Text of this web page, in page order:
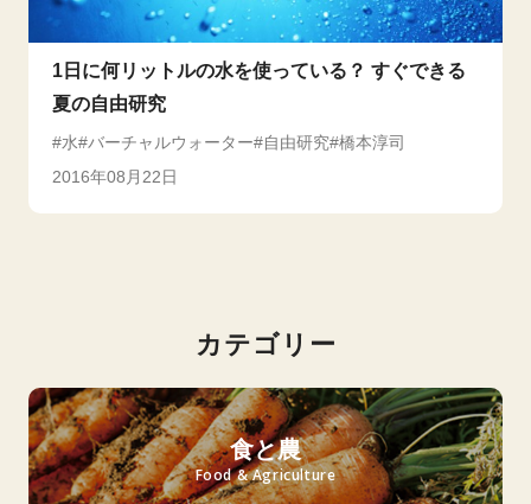
1日に何リットルの水を使っている？ すぐできる
夏の自由研究
水 バーチャルウォーター 自由研究 橋本淳司
2016年08月22日
カテゴリー
食と農
Food & Agriculture